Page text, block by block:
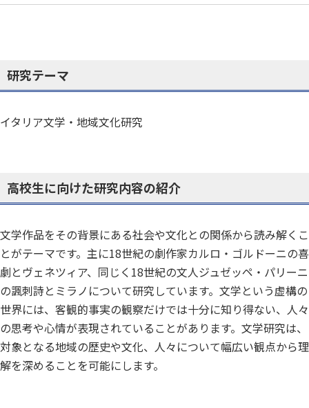
研究テーマ
イタリア文学・地域文化研究
高校生に向けた研究内容の紹介
文学作品をその背景にある社会や文化との関係から読み解くこ
とがテーマです。主に18世紀の劇作家カルロ・ゴルドーニの喜
劇とヴェネツィア、同じく18世紀の文人ジュゼッペ・パリーニ
の諷刺詩とミラノについて研究しています。文学という虚構の
世界には、客観的事実の観察だけでは十分に知り得ない、人々
の思考や心情が表現されていることがあります。文学研究は、
対象となる地域の歴史や文化、人々について幅広い観点から理
解を深めることを可能にします。